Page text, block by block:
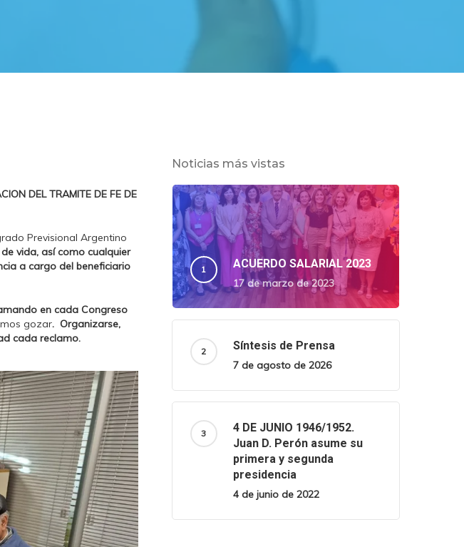
DEL TRAMITE DE FE DE
Previsional Argentino
vida, así como cualquier
a cargo del beneficiario
en cada Congreso
gozar. Organizarse,
cada reclamo.
Noticias más vistas
ACUERDO SALARIAL 2023
17 de marzo de 2023
Síntesis de Prensa
7 de agosto de 2026
4 DE JUNIO 1946/1952.
Juan D. Perón asume su
primera y segunda
presidencia
4 de junio de 2022